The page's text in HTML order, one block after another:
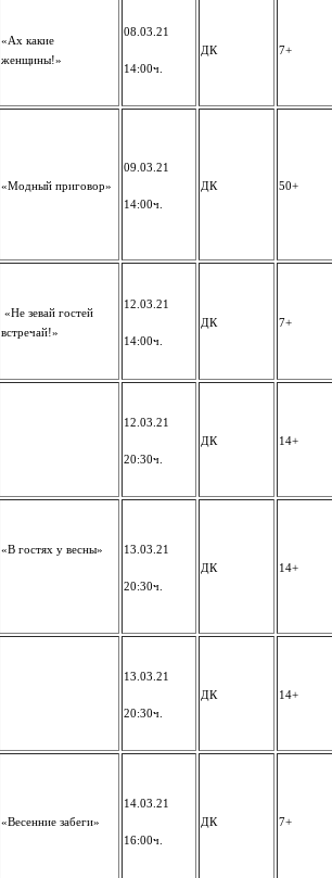
«Ах какие
женщины!»
08.03.21
14:00ч.
ДК 7+
«Модный приговор»
09.03.21
14:00ч.
ДК 50+
«Не зевай гостей
встречай!»
12.03.21
14:00ч.
ДК 7+
12.03.21
20:30ч.
ДК 14+
«В гостях у весны» 13.03.21
20:30ч.
ДК 14+
13.03.21
20:30ч.
ДК 14+
«Весенние забеги»
14.03.21
16:00ч.
ДК 7+